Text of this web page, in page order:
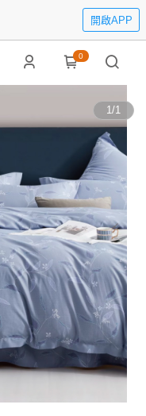
開啟APP
0
1/1